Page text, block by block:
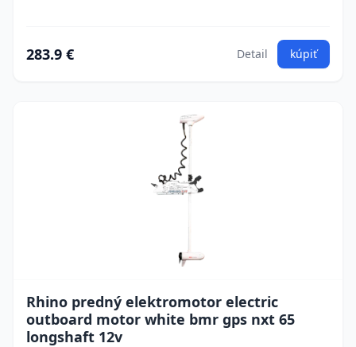
283.9 € Detail kúpiť
Rhino predný elektromotor electric
outboard motor white bmr gps nxt 65
longshaft 12v